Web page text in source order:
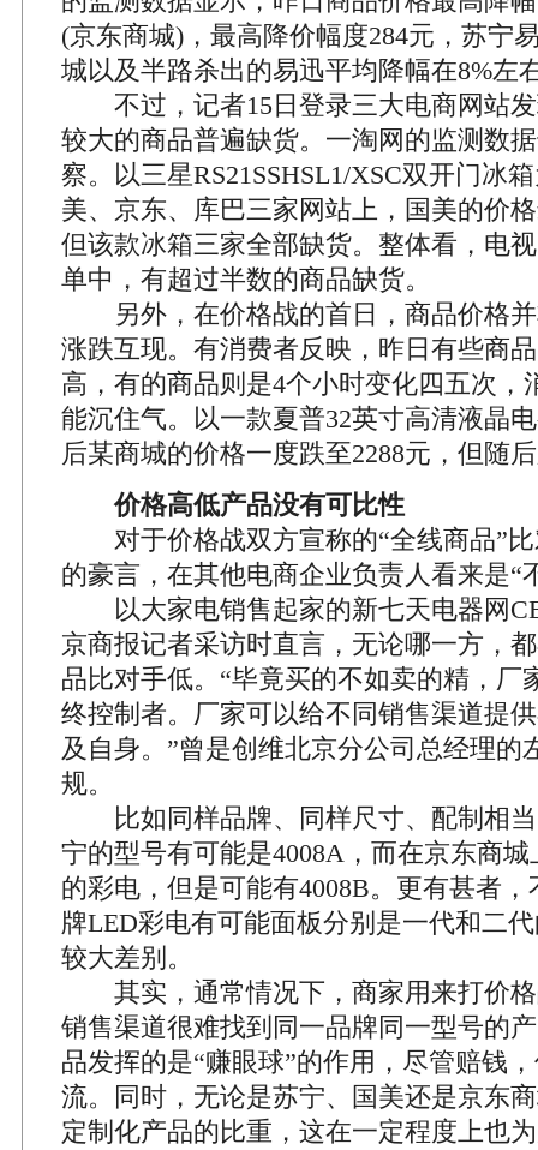
(京东商城)，最高降价幅度284元，苏宁
城以及半路杀出的易迅平均降幅在8%左
不过，记者15日登录三大电商网站发
较大的商品普遍缺货。一淘网的监测数
察。以三星RS21SSHSL1/XSC双开门冰
美、京东、库巴三家网站上，国美的价
但该款冰箱三家全部缺货。整体看，电
单中，有超过半数的商品缺货。
另外，在价格战的首日，商品价格并
涨跌互现。有消费者反映，昨日有些商
高，有的商品则是4个小时变化四五次，
能沉住气。以一款夏普32英寸高清液晶
后某商城的价格一度跌至2288元，但随
价格高低产品没有可比性
对于价格战双方宣称的“全线商品”比
的豪言，在其他电商企业负责人看来是“
以大家电销售起家的新七天电器网
京商报记者采访时直言，无论哪一方，
品比对手低。“毕竟买的不如卖的精，厂
终控制者。厂家可以给不同销售渠道提
及自身。”曾是创维北京分公司总经理的
规。
比如同样品牌、同样尺寸、配制相当
宁的型号有可能是4008A，而在京东商
的彩电，但是可能有4008B。更有甚者
牌LED彩电有可能面板分别是一代和二
较大差别。
其实，通常情况下，商家用来打价格
销售渠道很难找到同一品牌同一型号的
品发挥的是“赚眼球”的作用，尽管赔钱
流。同时，无论是苏宁、国美还是京东
定制化产品的比重，这在一定程度上也